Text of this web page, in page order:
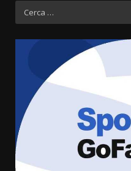
Ricerca
per:
da fuoco